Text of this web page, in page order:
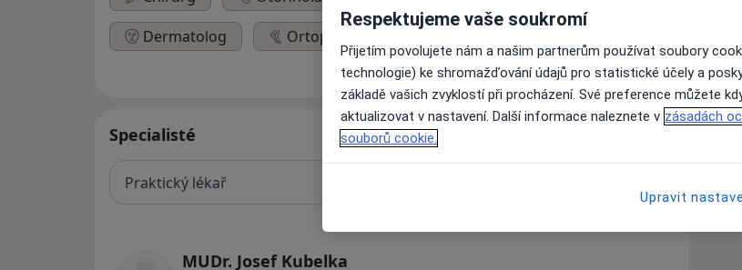
Dermatolog
Ortoped
Hledejte jinou specializaci
Specialisté
Praktický lékař
MUDr. Josef Kubelka
Respektujeme vaše soukromí
Přijetím povolujete nám a našim partnerům používat soubory
technologie) ke shromažďování údajů pro statistické účely a
základě vašich zvyklostí při procházení. Své preference můžete
aktualizovat v nastavení. Další informace naleznete v zásadách
souborů cookie.
Upravit